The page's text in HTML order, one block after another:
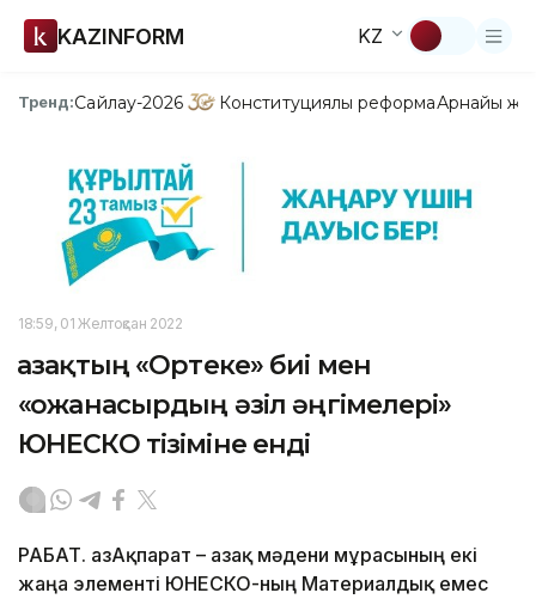
KAZINFORM KZ
Тренд:Сайлау-2026 Конституциялық реформаАрнайы
18:59, 01 Желтоқсан 2022
Қазақтың «Ортеке» биі мен
«Қожанасырдың әзіл әңгімелері»
ЮНЕСКО тізіміне енді
РАБАТ. ҚазАқпарат – Қазақ мәдени мұрасының екі
жаңа элементі ЮНЕСКО-ның Материалдық емес